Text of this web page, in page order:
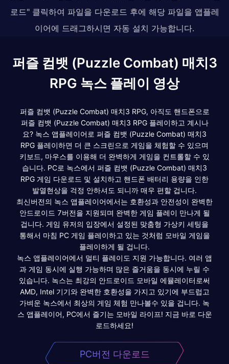
로드" 클릭하여 파일을 다운로드 후에 해당 파일을 앱플레
이어에 드래그하시면 자동 설치 가능합니다.
퍼즐 컴뱃 (Puzzle Combat) 매치3
RPG 녹스 플레이 영상
퍼즐 컴뱃 (Puzzle Combat) 매치3 RPG, 아직도 핸드폰으로
퍼즐 컴뱃 (Puzzle Combat) 매치3 RPG 플레이하고 계시나
요? 녹스 앱플레이어로 퍼즐 컴뱃 (Puzzle Combat) 매치3
RPG 플레이하면 더 큰 스크린으로 게임을 체험할 수 있으며
키보드, 마우스를 이용해 더 완벽하게 게임을 컨트롤할 수 있
습니다. PC로 녹스에서 퍼즐 컴뱃 (Puzzle Combat) 매치3
RPG 게임 다운로드 및 설치하고 핸드폰 배터리 용량을 인한
발열현상을 걱정 안하셔도 되니까 매우 편할 겁니다.
최신버전의 녹스 앱플레이어에서는 호환성과 안전성이 완벽한
안드로이드 7버전을 지원되며 완벽한 게임 플레이 만나게 될
겁니다. 게임 유저의 입장에서 설정된 맞춤형 가상키 세팅을
통해서 마침 PC 게임 플레이하고 있는 것처럼 모바일 게임을
플레이하게 될 겁니다.
녹스 앱플레이어에서 멀티 플레이도 지원 가능합니다. 여러 앱
과 게임 동시에 실행 가능하며 많은 즐거움을 동시에 누릴 수
있습니다. 녹스는 최강의 안드로이드 모바일 에뮬레이터로써
AMD, Intel 기기와 완벽한 호환성을 가지고 있기에 부드럽고
가벼운 녹스에서 최상의 게임 체험 만나볼수 있을 겁니다. 녹
스 앱플레이어, PC에서 즐기는 모바일 라이프! 지금 바로 다운
로드하세요!
PC버전 다운로드